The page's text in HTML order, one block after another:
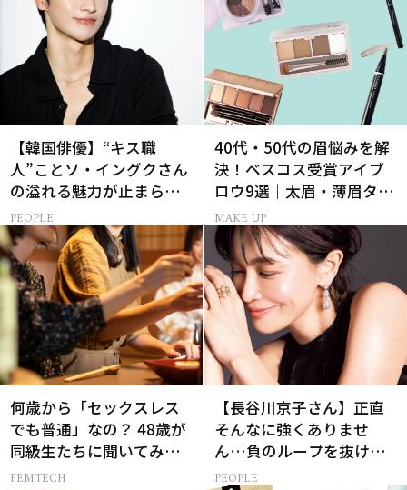
【韓国俳優】“キス職
人”ことソ・イングクさん
の溢れる魅力が止まらな
い【特別画像集】
PEOPLE
40代・50代の眉悩みを解
決！ベスコス受賞アイブ
ロウ9選｜太眉・薄眉タイ
プ別の描き方
MAKE UP
何歳から「セックスレス
でも普通」なの？ 48歳が
同級生たちに聞いてみた
ら…
FEMTECH
【長谷川京子さん】正直
そんなに強くありませ
ん…負のループを抜ける
15分の習慣とは?
PEOPLE